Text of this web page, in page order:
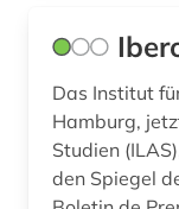
film (1)
Das Institut
Hamburg,
Studien
den Spiegel